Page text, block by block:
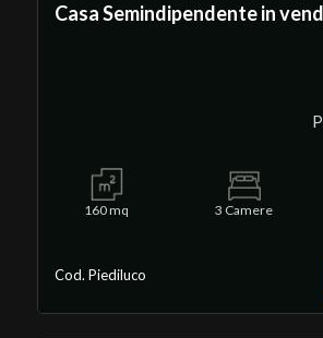
Casa Semindipendente in
160 mq 3 Camere
Cod. Piediluco
Altre
Giardino